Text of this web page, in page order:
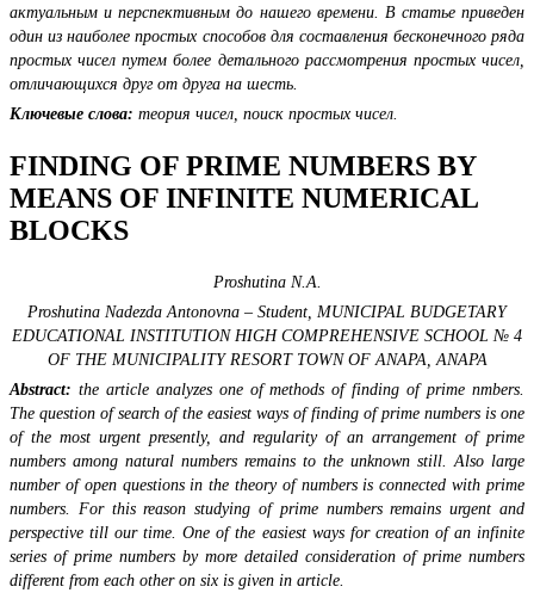
актуальным и перспективным до нашего времени. В статье приведен
один из наиболее простых способов для составления бесконечного ряда
простых чисел путем более детального рассмотрения простых чисел,
отличающихся друг от друга на шесть.
Ключевые слова: теория чисел, поиск простых чисел.
FINDING OF PRIME NUMBERS BY
MEANS OF INFINITE NUMERICAL
BLOCKS
Proshutina N.А.
Proshutina Nadezda Antonovna – Student, MUNICIPAL BUDGETARY
EDUCATIONAL INSTITUTION HIGH COMPREHENSIVE SCHOOL № 4
OF THE MUNICIPALITY RESORT TOWN OF ANAPA, ANAPA
Abstract: the article analyzes one of methods of finding of prime nmbers.
The question of search of the easiest ways of finding of prime numbers is one
of the most urgent presently, and regularity of an arrangement of prime
numbers among natural numbers remains to the unknown still. Also large
number of open questions in the theory of numbers is connected with prime
numbers. For this reason studying of prime numbers remains urgent and
perspective till our time. One of the easiest ways for creation of an infinite
series of prime numbers by more detailed consideration of prime numbers
different from each other on six is given in article.